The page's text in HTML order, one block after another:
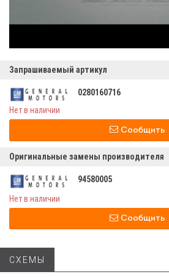
Запрашиваемый артикул
0280160716
Нет в наличии
Сообщить
Оригинальные замены производителя
94580005
Нет в наличии
Сообщить
СХЕМЫ